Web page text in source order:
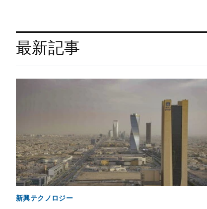
最新記事
新興テクノロジー